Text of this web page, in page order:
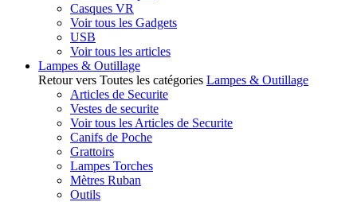
Casques VR
Voir tous les Gadgets
USB
Voir tous les articles
Lampes & Outillage
Retour vers Toutes les catégories Lampes & Outillage
Articles de Securite
Vestes de securite
Voir tous les Articles de Securite
Canifs de Poche
Grattoirs
Lampes Torches
Mètres Ruban
Outils